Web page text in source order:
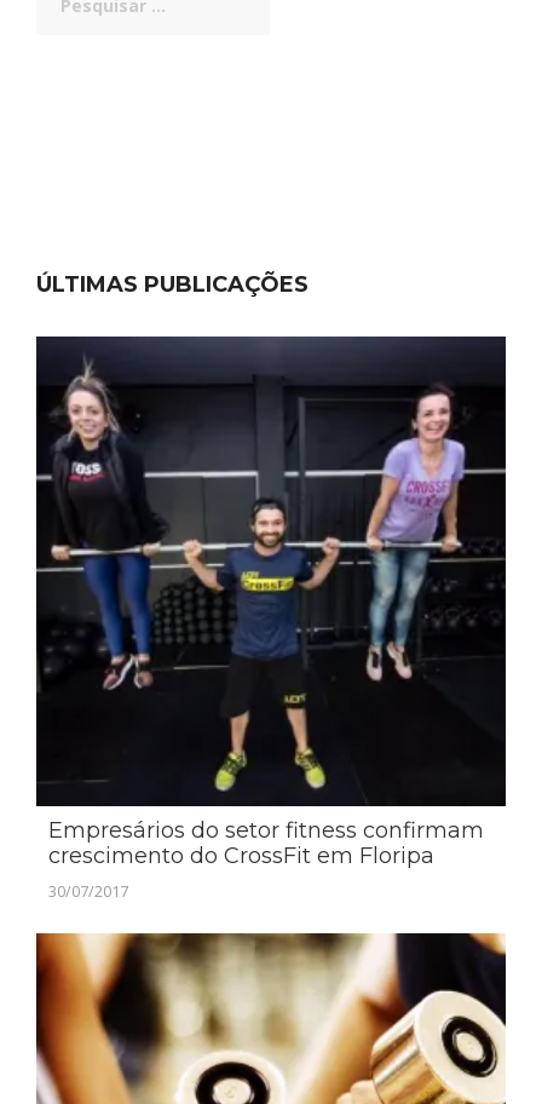
por:
ÚLTIMAS PUBLICAÇÕES
Empresários do setor fitness confirmam
crescimento do CrossFit em Floripa
30/07/2017